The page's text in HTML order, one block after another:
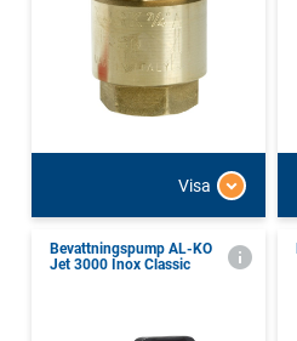
Visa
Bevattningspump AL-KO
Jet 3000 Inox Classic